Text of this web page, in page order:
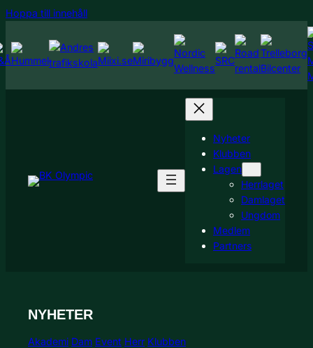
Hoppa till innehållHoppa
innehåll
Nyheter
Klubben
Lagen
Herrlaget
Damlaget
Ungdom
Medlem
Partners
NYHETER
Akademi Dam Event Herr Klubben